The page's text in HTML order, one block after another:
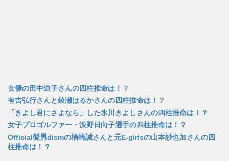
女優の田中道子さんの四柱推命は！？
有吉弘行さんと綾瀬はるかさんの四柱推命は！？
「きよし君にさよなら」した氷川きよしさんの四柱推命は！？
女子プロゴルファー・渋野日向子選手の四柱推命は！？
Official髭男dismの楢崎誠さんと元E-girlsの山本紗也加さんの四
柱推命は！？